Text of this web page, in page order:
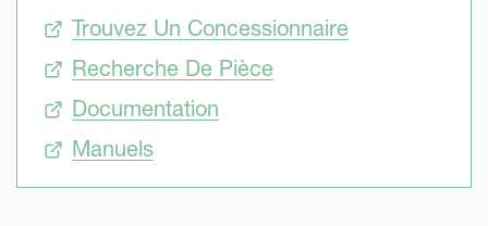
Trouvez Un Concessionnaire
Recherche De Pièce
Documentation
Manuels